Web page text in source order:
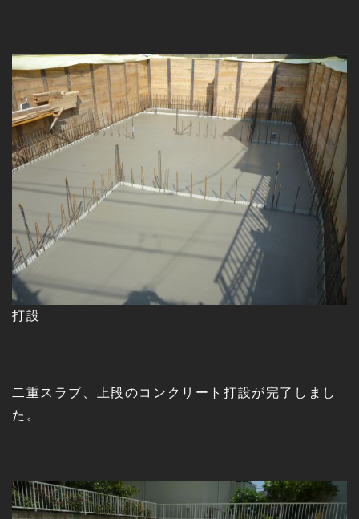
打設
二重スラブ、上段のコンクリート打設が完了しまし
た。